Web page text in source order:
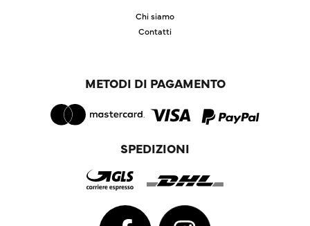
Chi siamo
Contatti
METODI DI PAGAMENTO
SPEDIZIONI